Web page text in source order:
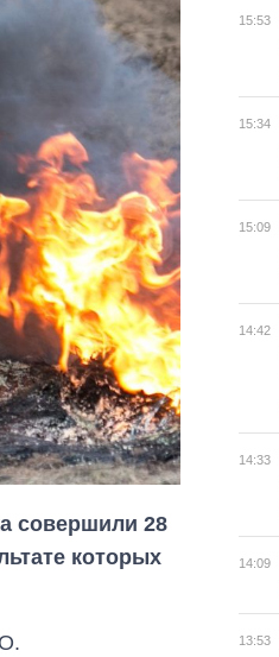
совершили 28
которых
15:53
15:34
15:09
14:42
14:33
14:09
13:53